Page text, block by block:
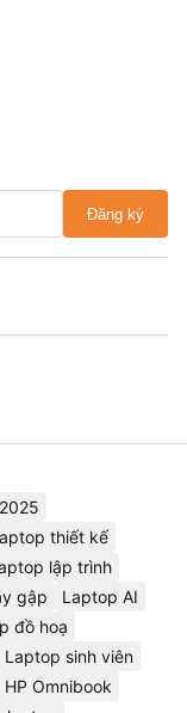
Đăng ký
thiết kế
lập trình
gập
Laptop AI
đồ hoạ
Laptop sinh viên
HP Omnibook